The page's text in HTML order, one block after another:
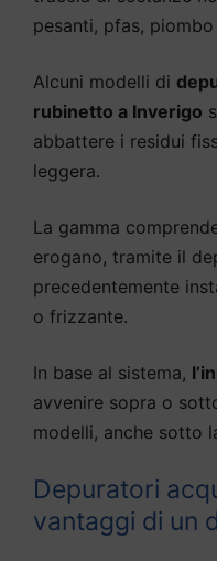
pesanti, pfas,
Alcuni modelli di
rubinetto a Inverigo
abbattere i residui
leggera.
La gamma
erogano, tramite il
precedentemente
o frizzante.
In base al sistema,
avvenire sopra o
modelli, anche sotto
Depuratori
vantaggi di un